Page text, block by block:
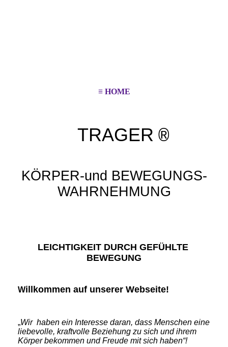
≡ HOME
TRAGER ®
KÖRPER-und BEWEGUNGS-
WAHRNEHMUNG
LEICHTIGKEIT DURCH GEFÜHLTE
BEWEGUNG
Willkommen auf unserer Webseite!
„Wir haben ein Interesse daran, dass Menschen eine
liebevolle, kraftvolle Beziehung zu sich und ihrem
Körper bekommen und Freude mit sich haben“!